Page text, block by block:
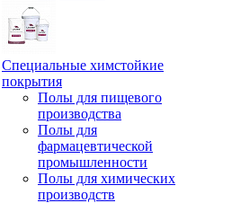
Специальные химстойкие
покрытия
Полы для пищевого
производства
Полы для
фармацевтической
промышленности
Полы для химических
производств